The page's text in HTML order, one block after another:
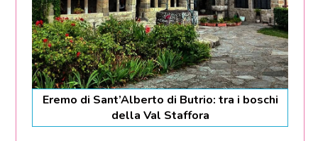
Eremo di Sant’Alberto di Butrio: tra i boschi
della Val Staffora